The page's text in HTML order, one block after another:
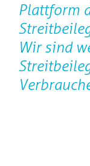
Plattform
Wir sind